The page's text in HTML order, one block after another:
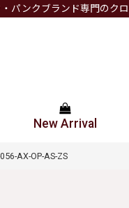
パンクブランド専門のク
New Arrival
AX-OP-AS-ZS